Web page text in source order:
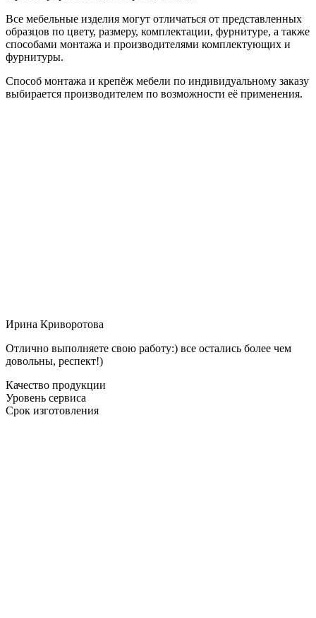
Все мебельные изделия могут отличаться от представленных
образцов по цвету, размеру, комплектации, фурнитуре, а также
способами монтажа и производителями комплектующих и
фурнитуры.
Способ монтажа и крепёж мебели по индивидуальному заказу
выбирается производителем по возможности её применения.
Ирина Криворотова
Отлично выполняете свою работу:) все остались более чем
довольны, респект!)
Качество продукции
Уровень сервиса
Срок изготовления